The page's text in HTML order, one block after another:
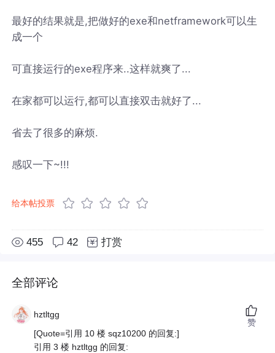
最好的结果就是,把做好的exe和netframework可以生
成一个
可直接运行的exe程序来..这样就爽了...
在家都可以运行,都可以直接双击就好了...
省去了很多的麻烦.
感叹一下~!!!
给本帖投票
455 42 打赏
全部评论
hztltgg
[Quote=引用 10 楼 sqz10200 的回复:]
引用 3 楼 hztltgg 的回复:
赞